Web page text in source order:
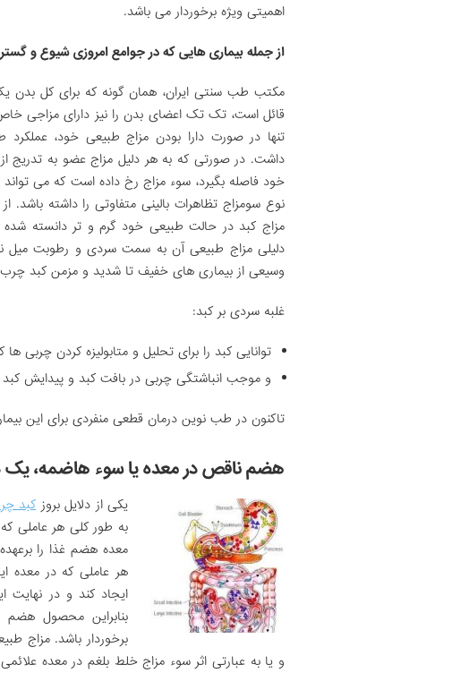
اهمیتی ویژه برخوردار می باشد.
از جمله بیماری هایی که در جوامع امروزی شیوع و
مکتب طب سنتی ایران، همان گونه که برای کل بدن
قائل است، تک تک اعضای بدن را نیز دارای مزاجی
تنها در صورت دارا بودن مزاج طبیعی خود، عملکرد
داشت. در صورتی که به هر دلیل مزاج عضو به تدریج
خود فاصله بگیرد، سوء مزاج رخ داده است که می
نوع سومزاج تظاهرات بالینی متفاوتی را داشته باشد.
مزاج کبد در حالت طبیعی خود گرم و تر دانسته
دلیلی مزاج طبیعی آن به سمت سردی و رطوبت میل
وسیعی از بیماری های خفیف تا شدید و مزمن کبد
غلبه سردی بر کبد:
توانایی کبد را برای تحلیل و متابولیزه کردن چربی
و موجب انباشتگی چربی در بافت کبد و پیدایش
تاکنون در طب نوین درمان قطعی منفردی برای این
هضم ناقص در معده یا سوء هاضمه، یک
یکی از دلایل بروز کبد
به ­طور کلی هر عاملی
معده هضم غذا را
هر عاملی که در معده
ایجاد کند و در نهایت
بنابراین محصول
برخوردار باشد. مزاج
و یا به عبارتی اثر سوء مزاج خلط بلغم در معده